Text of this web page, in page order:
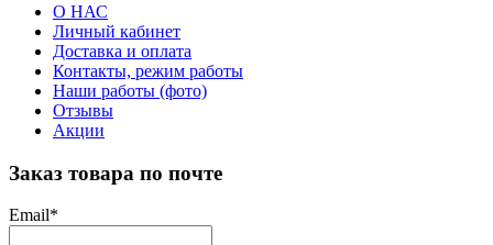
О НАС
Личный кабинет
Доставка и оплата
Контакты, режим работы
Наши работы (фото)
Отзывы
Акции
Заказ товара по почте
Email*